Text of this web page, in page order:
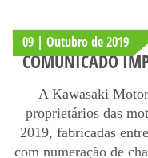
09 | Outubrode2019
COMUNICADO
A Kawasaki
proprietários das
2019, fabricadas
com numeração de